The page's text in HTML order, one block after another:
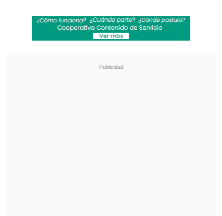
Revisa también
Sinaka tras su gira por Europa: "A veces los